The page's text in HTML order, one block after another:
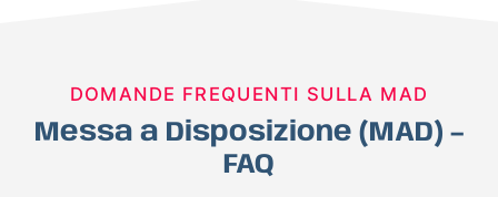
DOMANDE FREQUENTI SULLA MAD
Messa a Disposizione (MAD) –
FAQ